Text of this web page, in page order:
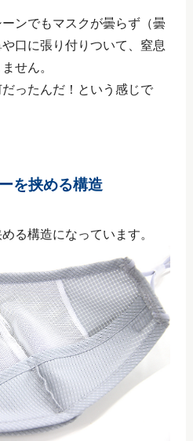
ンでもマスクが曇らず（曇
口に張り付りついて、窒息
せん。
ったんだ！という感じで
を挟める構造
る構造になっています。